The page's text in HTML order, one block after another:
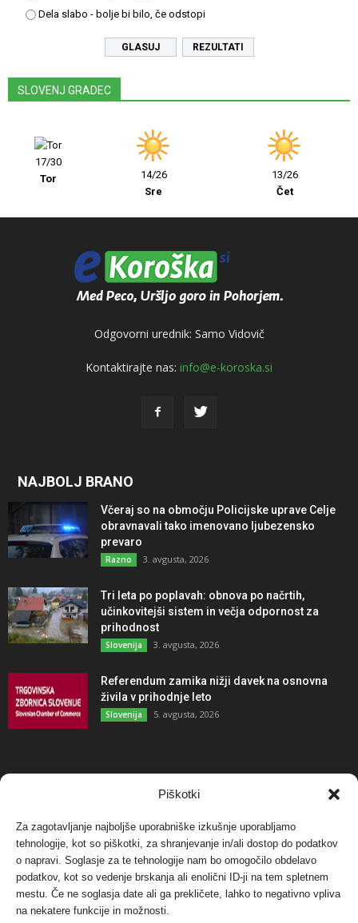
Piškotki
Za zagotavljanje najboljše uporabniške izkušnje uporabljamo
tehnologije, kot so piškotki, za shranjevanje in/ali dostop do podatkov
o napravi. Soglasje za te tehnologije nam bo omogočilo obdelavo
podatkov, kot so vedenje brskanja ali enolični ID-ji na tem spletnem
mestu. Če ne soglasja date ali ga prekličete, lahko to negativno vpliva
na nekatere funkcije in možnosti.
Dela slabo - bolje bi bilo, če odstopi
REZULTATI
SLOVENJ GRADEC
17/30
Tor
14/26
Sre
13/26
Čet
Odgovorni urednik: Samo Vidovič
Kontaktirajte nas: info@e-koroska.si
NAJBOLJ BRANO
Včeraj so na območju Policijske uprave Celje
obravnavali tako imenovano ljubezensko
prevaro
Razno 3. avgusta, 2026
Tri leta po poplavah: obnova po načrtih,
učinkovitejši sistem in večja odpornost za
prihodnost
Slovenija 3. avgusta, 2026
Referendum zamika nižji davek na osnovna
živila v prihodnje leto
Slovenija 5. avgusta, 2026
NAJBOLJ KOMENTIRANO
Protest proti vetrnim elektrarnam na Ojstrici, v
svetu pa vedno bolj...
Dogodki 12. maja, 2017
Tožilstvo v Celovcu v korist elektrarnam